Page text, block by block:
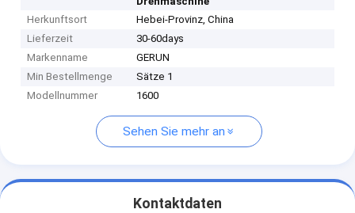
Herkunftsort
Hebei-Provinz, China
Lieferzeit
30-60days
Markenname
GERUN
Min Bestellmenge
Sätze 1
Modellnummer
1600
Sehen Sie mehr an
Kontaktdaten